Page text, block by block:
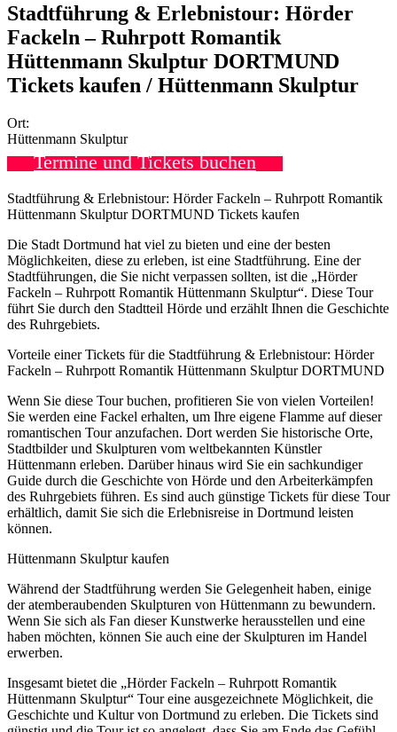
Stadtführung & Erlebnistour: Hörder
Fackeln – Ruhrpott Romantik
Hüttenmann Skulptur DORTMUND
Tickets kaufen / Hüttenmann Skulptur
Ort:
Hüttenmann Skulptur
Termine und Tickets buchen
Stadtführung & Erlebnistour: Hörder Fackeln – Ruhrpott Romantik
Hüttenmann Skulptur DORTMUND Tickets kaufen
Die Stadt Dortmund hat viel zu bieten und eine der besten
Möglichkeiten, diese zu erleben, ist eine Stadtführung. Eine der
Stadtführungen, die Sie nicht verpassen sollten, ist die „Hörder
Fackeln – Ruhrpott Romantik Hüttenmann Skulptur“. Diese Tour
führt Sie durch den Stadtteil Hörde und erzählt Ihnen die Geschichte
des Ruhrgebiets.
Vorteile einer Tickets für die Stadtführung & Erlebnistour: Hörder
Fackeln – Ruhrpott Romantik Hüttenmann Skulptur DORTMUND
Wenn Sie diese Tour buchen, profitieren Sie von vielen Vorteilen!
Sie werden eine Fackel erhalten, um Ihre eigene Flamme auf dieser
romantischen Tour anzufachen. Dort werden Sie historische Orte,
Stadtbilder und Skulpturen vom weltbekannten Künstler
Hüttenmann erleben. Darüber hinaus wird Sie ein sachkundiger
Guide durch die Geschichte von Hörde und den Arbeiterkämpfen
des Ruhrgebiets führen. Es sind auch günstige Tickets für diese Tour
erhältlich, damit Sie sich die Erlebnisreise in Dortmund leisten
können.
Hüttenmann Skulptur kaufen
Während der Stadtführung werden Sie Gelegenheit haben, einige
der atemberaubenden Skulpturen von Hüttenmann zu bewundern.
Wenn Sie sich als Fan dieser Kunstwerke herausstellen und eine
haben möchten, können Sie auch eine der Skulpturen im Handel
erwerben.
Insgesamt bietet die „Hörder Fackeln – Ruhrpott Romantik
Hüttenmann Skulptur“ Tour eine ausgezeichnete Möglichkeit, die
Geschichte und Kultur von Dortmund zu erleben. Die Tickets sind